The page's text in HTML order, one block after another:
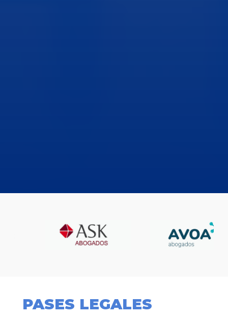
PASES LEGALES